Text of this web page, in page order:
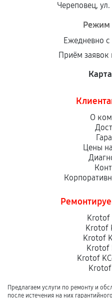
Череповец,
Режим
Ежедневно
Приём заявок
О
Цены
Krotof
Krotof
Krotof
Krotof
Krotof
Предлагаем услуги по ремонту и
после истечения на них